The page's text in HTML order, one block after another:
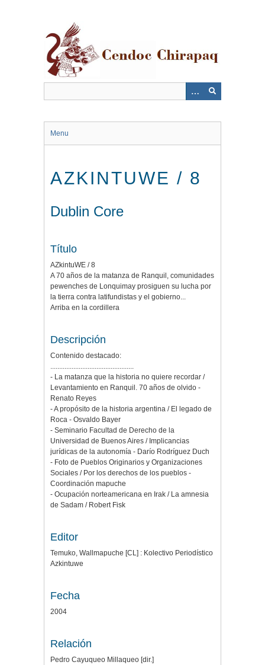
Menu
AZKINTUWE / 8
Dublin Core
Título
AZkintuWE / 8
A 70 años de la matanza de Ranquil, comunidades
pewenches de Lonquimay prosiguen su lucha por
la tierra contra latifundistas y el gobierno...
Arriba en la cordillera
Descripción
Contenido destacado:
...............................................
- La matanza que la historia no quiere recordar /
Levantamiento en Ranquil. 70 años de olvido -
Renato Reyes
- A propósito de la historia argentina / El legado de
Roca - Osvaldo Bayer
- Seminario Facultad de Derecho de la
Universidad de Buenos Aires / Implicancias
jurídicas de la autonomía - Darío Rodríguez Duch
- Foto de Pueblos Originarios y Organizaciones
Sociales / Por los derechos de los pueblos -
Coordinación mapuche
- Ocupación norteamericana en Irak / La amnesia
de Sadam / Robert Fisk
Editor
Temuko, Wallmapuche [CL] : Kolectivo Periodístico
Azkintuwe
Fecha
2004
Relación
Pedro Cayuqueo Millaqueo [dir.]